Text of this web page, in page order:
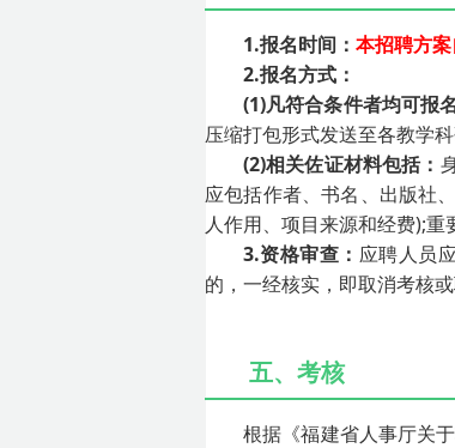
1.报名时间： 本招聘方
2.报名方式：
(1)凡符合条件者均可报
压缩打包形式发送至各教学
(2)相关佐证材料包括：
应包括作者、书名、出版社
人作用、项目来源和经费);重
3.资格审查： 应聘人员
的，一经核实，即取消考核或
五、考核
根据《福建省人事厅关